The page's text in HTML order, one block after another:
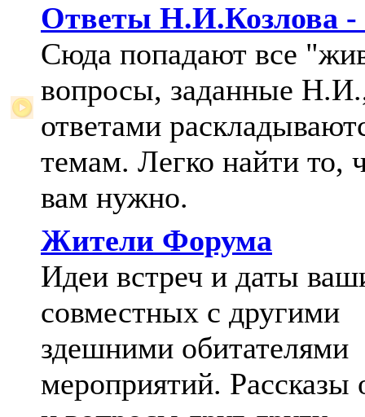
Ответы Н.И.Козлова -
Сюда попадают все
вопросы, заданные
ответами
темам. Легко найти то,
вам нужно.
Жители Форума
Идеи встреч и даты
совместных с другими
здешними обитателями
мероприятий. Рассказы